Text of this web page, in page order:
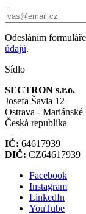
Odesláním
údajů.
Sídlo
SECTRON s.r.o.
Josefa Šavla 12
Ostrava -
Česká republika
IČ: 64617939
DIČ: CZ64617939
Facebook
Instagram
LinkedIn
YouTube